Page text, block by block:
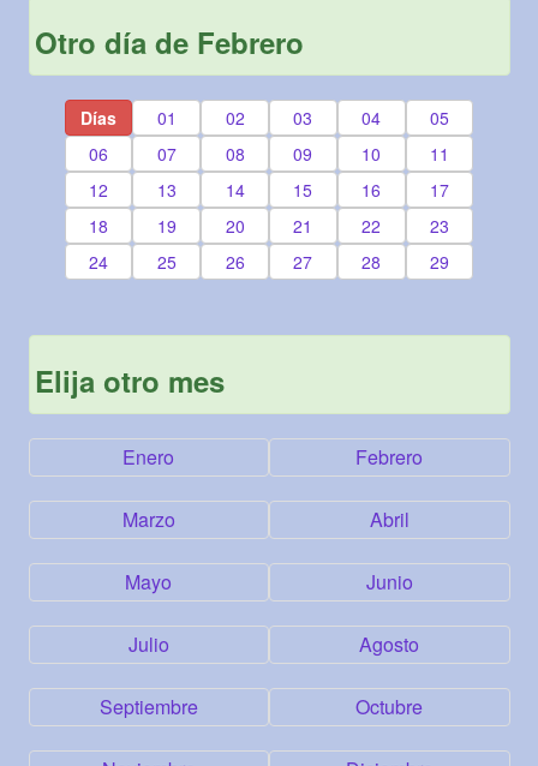
Otro día de Febrero
Días 01 02 03 04
05
06
07 08 09 10
11
12
13 14 15 16
17
18
19 20 21 22
23
24
25 26 27 28 29
Elija otro mes
Enero Febrero
Marzo Abril
Mayo Junio
Julio Agosto
Septiembre Octubre